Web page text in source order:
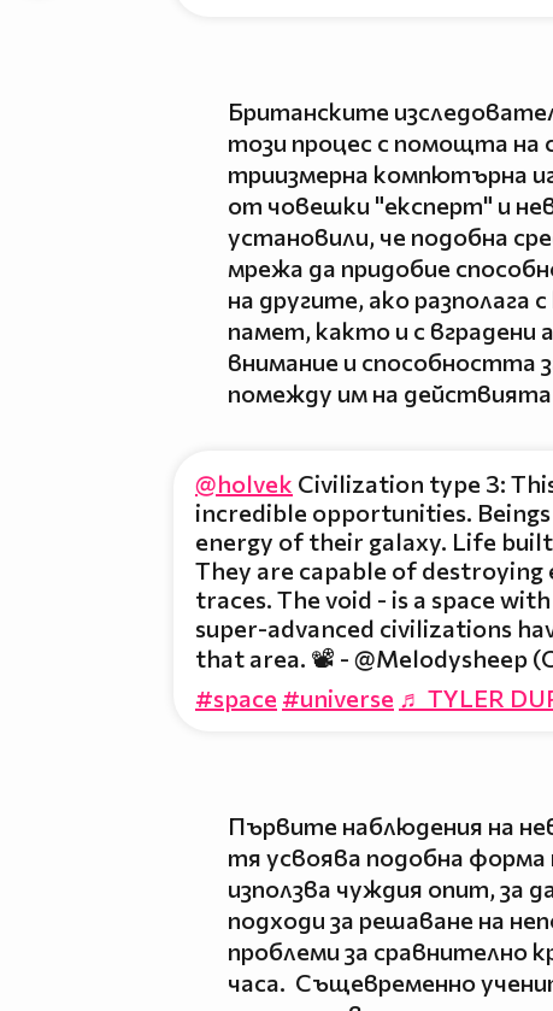
Британските
този процес с помощта на
триизмерна компютърна
от човешки "експерт" и
установили, че подобна
мрежа да придобие
на другите, ако разполага
памет, както и с вградени
внимание и способността
помежду им на действията
@holvek Civilization type 3:
incredible opportunities.
energy of their galaxy. Life
They are capable of destroying
traces. The void - is a space
super-advanced civilizations
that area. 📽️ - @Melodysheep
#space #universe ♬ TYLER
Първите наблюдения на
тя усвоява подобна форма
използва чуждия опит, за
подходи за решаване на
проблеми за сравнително
часа. Същевременно